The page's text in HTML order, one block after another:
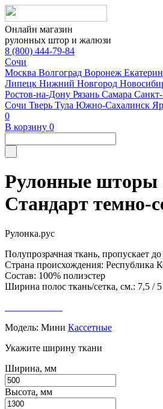
Онлайн магазин
рулонных штор и жалюзи
8 (800) 444-79-84
Сочи
Москва Волгоград Воронеж
Липецк Нижний Новгород
Ростов-на-Дону Рязань Самара
Сочи Тверь Тула Южно-Сахалинск
0
В корзину 0
Рулонные шторы
Стандарт темно-
Рулонка.рус
Полупрозрачная ткань, пропускает до
Страна происхождения: Республика
Состав: 100% полиэстер
Ширина полос ткань/сетка, см.: 7,5 / 5
Модель: Мини Кассетные
Укажите ширину ткани
Ширина, мм
Высота, мм